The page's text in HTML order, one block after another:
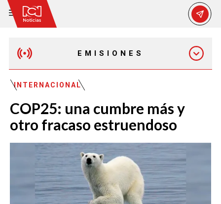
EMISIONES
EMISIÓN 12:30 PM
EMISIÓN 7:00 PM
INTERNACIONAL
COP25: una cumbre más y
otro fracaso estruendoso